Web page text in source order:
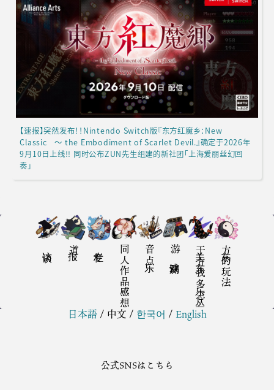
【速报】突然发布！！Nintendo Switch版『东方红魔乡：New
Classic ～ the Embodiment of Scarlet Devil.』确定于2026年
9月10日上线!! 同时公布ZUN先生组建的新社团「上海爱丽丝幻回
奏」
报道 同人作品感想 音乐点 游戏评测 关于东方我乐多丛志 东方的玩法
日本語 / 中文 / 한국어 / English
公式SNSはこちら